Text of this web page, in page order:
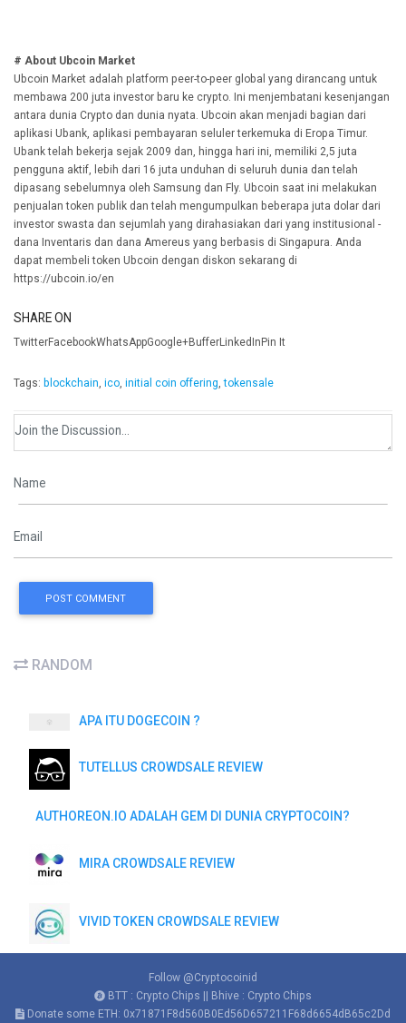
# About Ubcoin Market
Ubcoin Market adalah platform peer-to-peer global yang dirancang untuk
membawa 200 juta investor baru ke crypto. Ini menjembatani kesenjangan
antara dunia Crypto dan dunia nyata. Ubcoin akan menjadi bagian dari
aplikasi Ubank, aplikasi pembayaran seluler terkemuka di Eropa Timur.
Ubank telah bekerja sejak 2009 dan, hingga hari ini, memiliki 2,5 juta
pengguna aktif, lebih dari 16 juta unduhan di seluruh dunia dan telah
dipasang sebelumnya oleh Samsung dan Fly. Ubcoin saat ini melakukan
penjualan token publik dan telah mengumpulkan beberapa juta dolar dari
investor swasta dan sejumlah yang dirahasiakan dari yang institusional -
dana Inventaris dan dana Amereus yang berbasis di Singapura. Anda
dapat membeli token Ubcoin dengan diskon sekarang di
https://ubcoin.io/en
SHARE ON
TwitterFacebookWhatsAppGoogle+BufferLinkedInPin It
Tags: blockchain, ico, initial coin offering,tokensale
POST COMMENT
RANDOM
APA ITU DOGECOIN ?
TUTELLUS CROWDSALE REVIEW
AUTHOREON.IO ADALAH GEM DI DUNIA CRYPTOCOIN?
MIRA CROWDSALE REVIEW
VIVID TOKEN CROWDSALE REVIEW
Follow @Cryptocoinid
BTT : Crypto Chips || Bhive : Crypto Chips
Donate some ETH: 0x71871F8d560B0Ed56D657211F68d6654dB65c2Dd